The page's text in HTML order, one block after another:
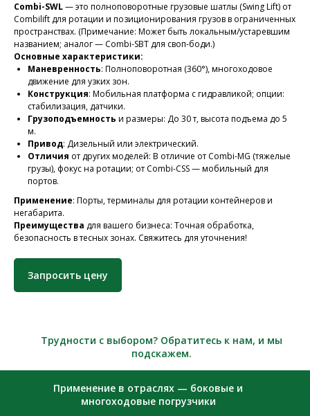
Combi-SWL— это полноповоротные грузовые шатлы (Swing Lift) от
Combilift для ротации и позиционирования грузов в ограниченных
пространствах. (Примечание: Может быть локальным/устаревшим
названием; аналог — Combi-SBT для своп-боди.)
Основные характеристики:
Маневренность: Полноповоротная (360°), многоходовое
движение для узких зон.
Конструкция: Мобильная платформа с гидравликой; опции:
стабилизация, датчики.
Грузоподъемность и размеры: До 30 т, высота подъема до 5
м.
Привод: Дизельный или электрический.
Отличия от других моделей: В отличие от Combi-MG (тяжелые
грузы), фокус на ротации; от Combi-CSS — мобильный для
портов.
Применение: Порты, терминалы для ротации контейнеров и
негабарита.
Преимущества для вашего бизнеса: Точная обработка,
безопасность в тесных зонах. Свяжитесь для уточнения!
Запросить цену
Трудности с выбором? Обратитесь к нам, и мы
подскажем.
Применение в отраслях — боковые и
многоходовые погрузчики